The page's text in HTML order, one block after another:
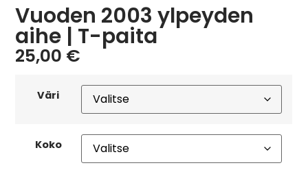
Vuoden 2003 ylpeyden
aihe | T-paita
25,00 €
Väri
Koko